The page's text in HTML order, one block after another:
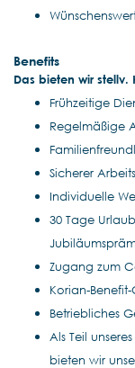
Benefits
Das bieten wir
Frühzeitige
Regelmäßige
Sicherer
Individuelle
30 Tage
Zugang zum
Korian-
Betriebliches
Als Teil
bieten wir